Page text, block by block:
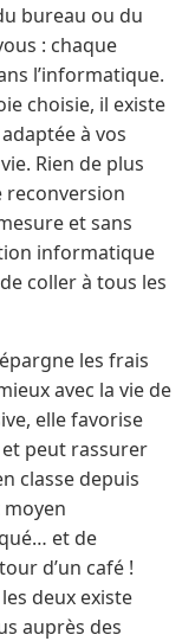
bureau ou du
: chaque
l’informatique.
choisie, il existe
à vos
Rien de plus
reconversion
et sans
informatique
coller à tous les
les frais
avec la vie de
elle favorise
peut rassurer
classe depuis
moyen
et de
d’un café !
deux existe
auprès des